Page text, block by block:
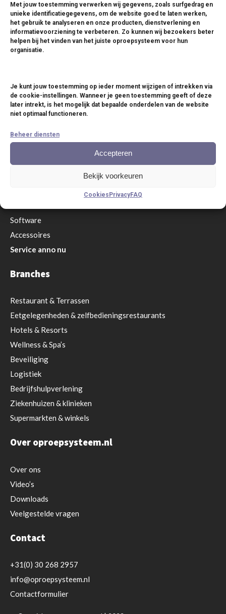
Met jouw toestemming verwerken wij gegevens, zoals surfgedrag en
unieke identificatiegegevens, om de website goed te laten werken,
het gebruik te analyseren en onze producten, dienstverlening en
informatievoorziening te verbeteren. Zo kunnen wij bezoekers beter
helpen bij het vinden van het juiste oproepsysteem voor hun
organisatie.
Je kunt jouw toestemming op ieder moment wijzigen of intrekken via
de cookie-instellingen. Wanneer je geen toestemming geeft of deze
later intrekt, is het mogelijk dat bepaalde onderdelen van de website
niet optimaal functioneren.
Beheer diensten
Accepteren
Bekijk voorkeuren
Cookies PrivacyFAQ
WhatsApp us
Oproepsystemen
Coastersystemen
Drukknopsystemen
Zendmodules
Software
Accessoires
Service anno nu
Branches
Restaurant& Terrassen
Eetgelegenheden & zelfbedieningsrestaurants
Hotels & Resorts
Wellness & Spa’s
Beveiliging
Logistiek
Bedrijfshulpverlening
Ziekenhuizen & klinieken
Supermarkten & winkels
Over oproepsysteem.nl
Over ons
Video’s
Downloads
Veelgestelde vragen
Contact
+31(0) 30 268 2957
info@oproepsysteem.nl
Contactformulier